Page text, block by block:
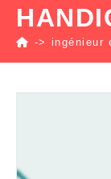
-> ingénieur